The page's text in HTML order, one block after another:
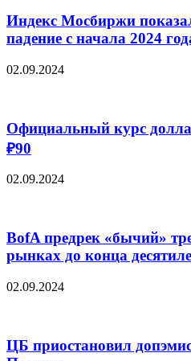
Индекс Мосбиржи
падение с начала 2024
02.09.2024
Официальный курс
₽90
02.09.2024
BofA предрек «бычий»
рынках до конца
02.09.2024
ЦБ приостановил